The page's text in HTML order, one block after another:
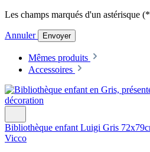
Les champs marqués d'un astérisque
Annuler Envoyer
Mêmes produits
Accessoires
Bibliothèque enfant Luigi Gris
Vicco